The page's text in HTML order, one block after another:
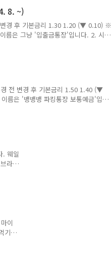
8. ~)
변경 후 기본금리 1.30 1.20 (▼ 0.10) ※
름은 그냥 '입출금통장'입니다. 2. 시
자 계산 후 다음 달 1일 지급) ※ 이자
4. SBI저축은행 사이다뱅크 입출금
전 변경 후 기본금리 1.50 1.40 (▼
름은 '뱅뱅뱅 파킹통장 보통예금'입니
요일에 원천징수 후 원금에 가산) ※
(X) 4. 상상인저축은행 뱅뱅뱅 파킹
. 웨일
라우
]
오
웨
이
기엔
추
일